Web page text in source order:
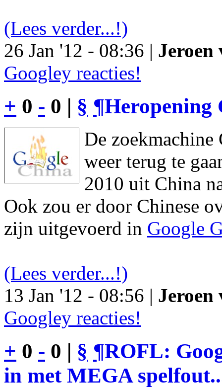
(Lees verder...!)
26 Jan '12 - 08:36 | Jeroen
Googley reacties!
+ 0 - 0 | § ¶Heropening
De
weer terug te
2010 uit China
Ook zou er door Chinese
zijn uitgevoerd in Google
(Lees verder...!)
13 Jan '12 - 08:56 | Jeroen
Googley reacties!
+ 0 - 0 | § ¶ROFL:
in met MEGA